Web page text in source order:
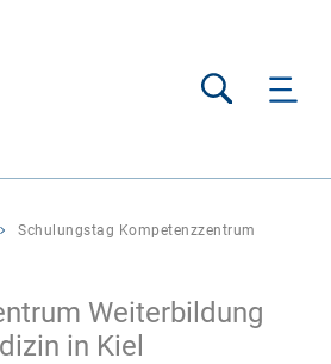
Suche
Schulungstag Kompetenzzentrum
Weiterbildung
in Kiel